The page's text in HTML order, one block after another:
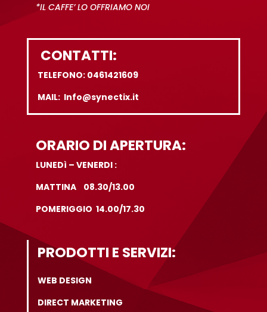
*IL CAFFE’ LO OFFRIAMO NOI
CONTATTI:
TELEFONO: 0461421609
MAIL: Info@synectix.it
ORARIO DI APERTURA:
LUNEDì – VENERDI :
MATTINA 08.30/13.00
POMERIGGIO 14.00/17.30
PRODOTTI E SERVIZI:
WEB DESIGN
DIRECT MARKETING